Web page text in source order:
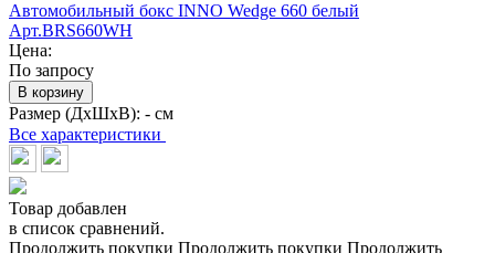
Автомобильный бокс INNO Wedge 660 белый
Арт.BRS660WH
Цена:
По запросу
В корзину
Размер (ДхШхВ): - см
Все характеристики
Товар добавлен
в список сравнений.
Продолжить покупки Продолжить покупки Продолжить